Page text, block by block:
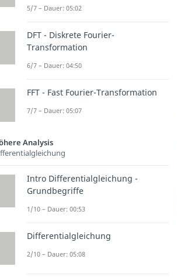
5/7 – Dauer: 05:02
DFT - Diskrete Fourier-
Transformation
6/7 – Dauer: 04:50
FFT - Fast Fourier-Transformation
7/7 – Dauer: 05:07
Analysis
Intro Differentialgleichung -
Grundbegriffe
1/10 – Dauer: 00:53
Differentialgleichung
2/10 – Dauer: 05:08